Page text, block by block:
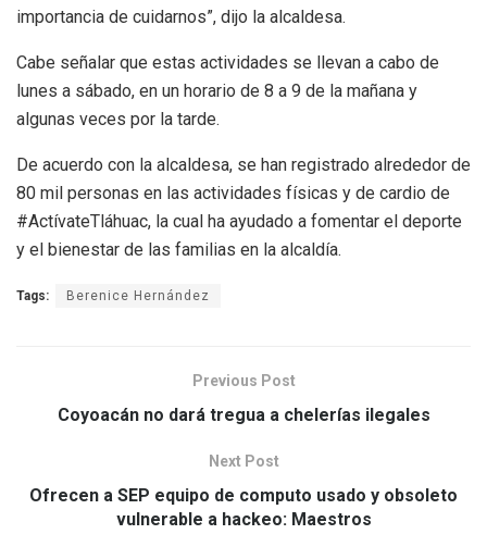
importancia de cuidarnos”, dijo la alcaldesa.
Cabe señalar que estas actividades se llevan a cabo de
lunes a sábado, en un horario de 8 a 9 de la mañana y
algunas veces por la tarde.
De acuerdo con la alcaldesa, se han registrado alrededor de
80 mil personas en las actividades físicas y de cardio de
#ActívateTláhuac, la cual ha ayudado a fomentar el deporte
y el bienestar de las familias en la alcaldía.
Tags: Berenice Hernández
Previous Post
Coyoacán no dará tregua a chelerías ilegales
Next Post
Ofrecen a SEP equipo de computo usado y obsoleto
vulnerable a hackeo: Maestros